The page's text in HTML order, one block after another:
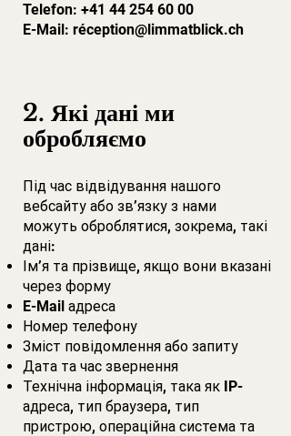
Telefon: +41 44 254 60 00
E-Mail: réception@limmatblick.ch
2. Які дані ми
обробляємо
Під час відвідування нашого
вебсайту або зв’язку з нами
можуть оброблятися, зокрема, такі
дані:
Ім’я та прізвище, якщо вони вказані
через форму
E-Mail адреса
Номер телефону
Зміст повідомлення або запиту
Дата та час звернення
Технічна інформація, така як IP-
адреса, тип браузера, тип
пристрою, операційна система та